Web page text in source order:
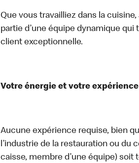
Que vous travailliez dans la
partie d’une équipe dynamique
client exceptionnelle.
Votre énergie et votre expérience
Aucune expérience requise, bien
l’industrie de la restauration ou du
caisse, membre d’une équipe)